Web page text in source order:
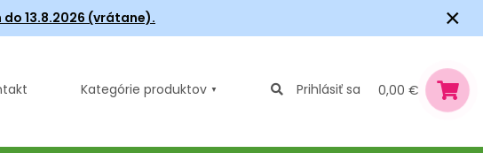
do 13.8.2026 (vrátane). ×
Kategórie produktov Prihlásiť sa 0,00 €